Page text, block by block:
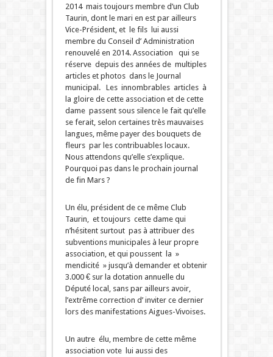
2014 mais toujours membre d’un Club
Taurin, dont le mari en est par ailleurs
Vice-Président, et le fils lui aussi
membre du Conseil d’ Administration
renouvelé en 2014. Association qui se
réserve depuis des années de multiples
articles et photos dans le Journal
municipal. Les innombrables articles à
la gloire de cette association et de cette
dame passent sous silence le fait qu’elle
se ferait, selon certaines très mauvaises
langues, même payer des bouquets de
fleurs par les contribuables locaux.
Nous attendons qu’elle s’explique.
Pourquoi pas dans le prochain journal
de fin Mars ?
Un élu, président de ce même Club
Taurin, et toujours cette dame qui
n’hésitent surtout pas à attribuer des
subventions municipales à leur propre
association, et qui poussent la »
mendicité » jusqu’à demander et obtenir
3.000 € sur la dotation annuelle du
Député local, sans par ailleurs avoir,
l’extrême correction d’ inviter ce dernier
lors des manifestations Aigues-Vivoises.
Un autre élu, membre de cette même
association vote lui aussi des